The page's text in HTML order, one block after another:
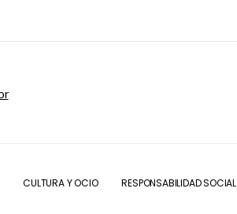
CULTURA Y OCIO RESPONSABILIDAD SOCIAL